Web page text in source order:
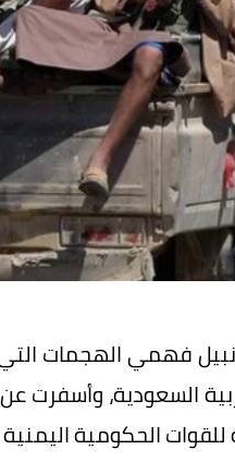
نبيل فهمي الهجمات
السعودية، وأسفرت عن
الحكومية